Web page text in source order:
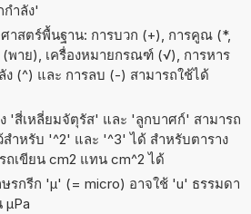
ำลัง'
สตร์พื้นฐาน: การบวก (+), การคูณ (*,
(พาย), เครื่องหมายกรณฑ์ (√), การหาร
ง (^) และ การลบ (-) สามารถใช้ได้
'สี่เหลี่ยมจัตุรัส' และ 'ลูกบาศก์' สามารถ
ำหรับ '^2' และ '^3' ได้ สำหรับตาราง
ถเขียน cm2 แทน cm^2 ได้
รกรีก 'µ' (= micro) อาจใช้ 'u' ธรรมดา
µPa